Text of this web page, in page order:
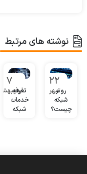
نوشته های مرتبط
22
مهرروتر
شبکه
چیست؟
کامپیوتری
7
اردیبهشت
تعرفه
خدمات
شبکه